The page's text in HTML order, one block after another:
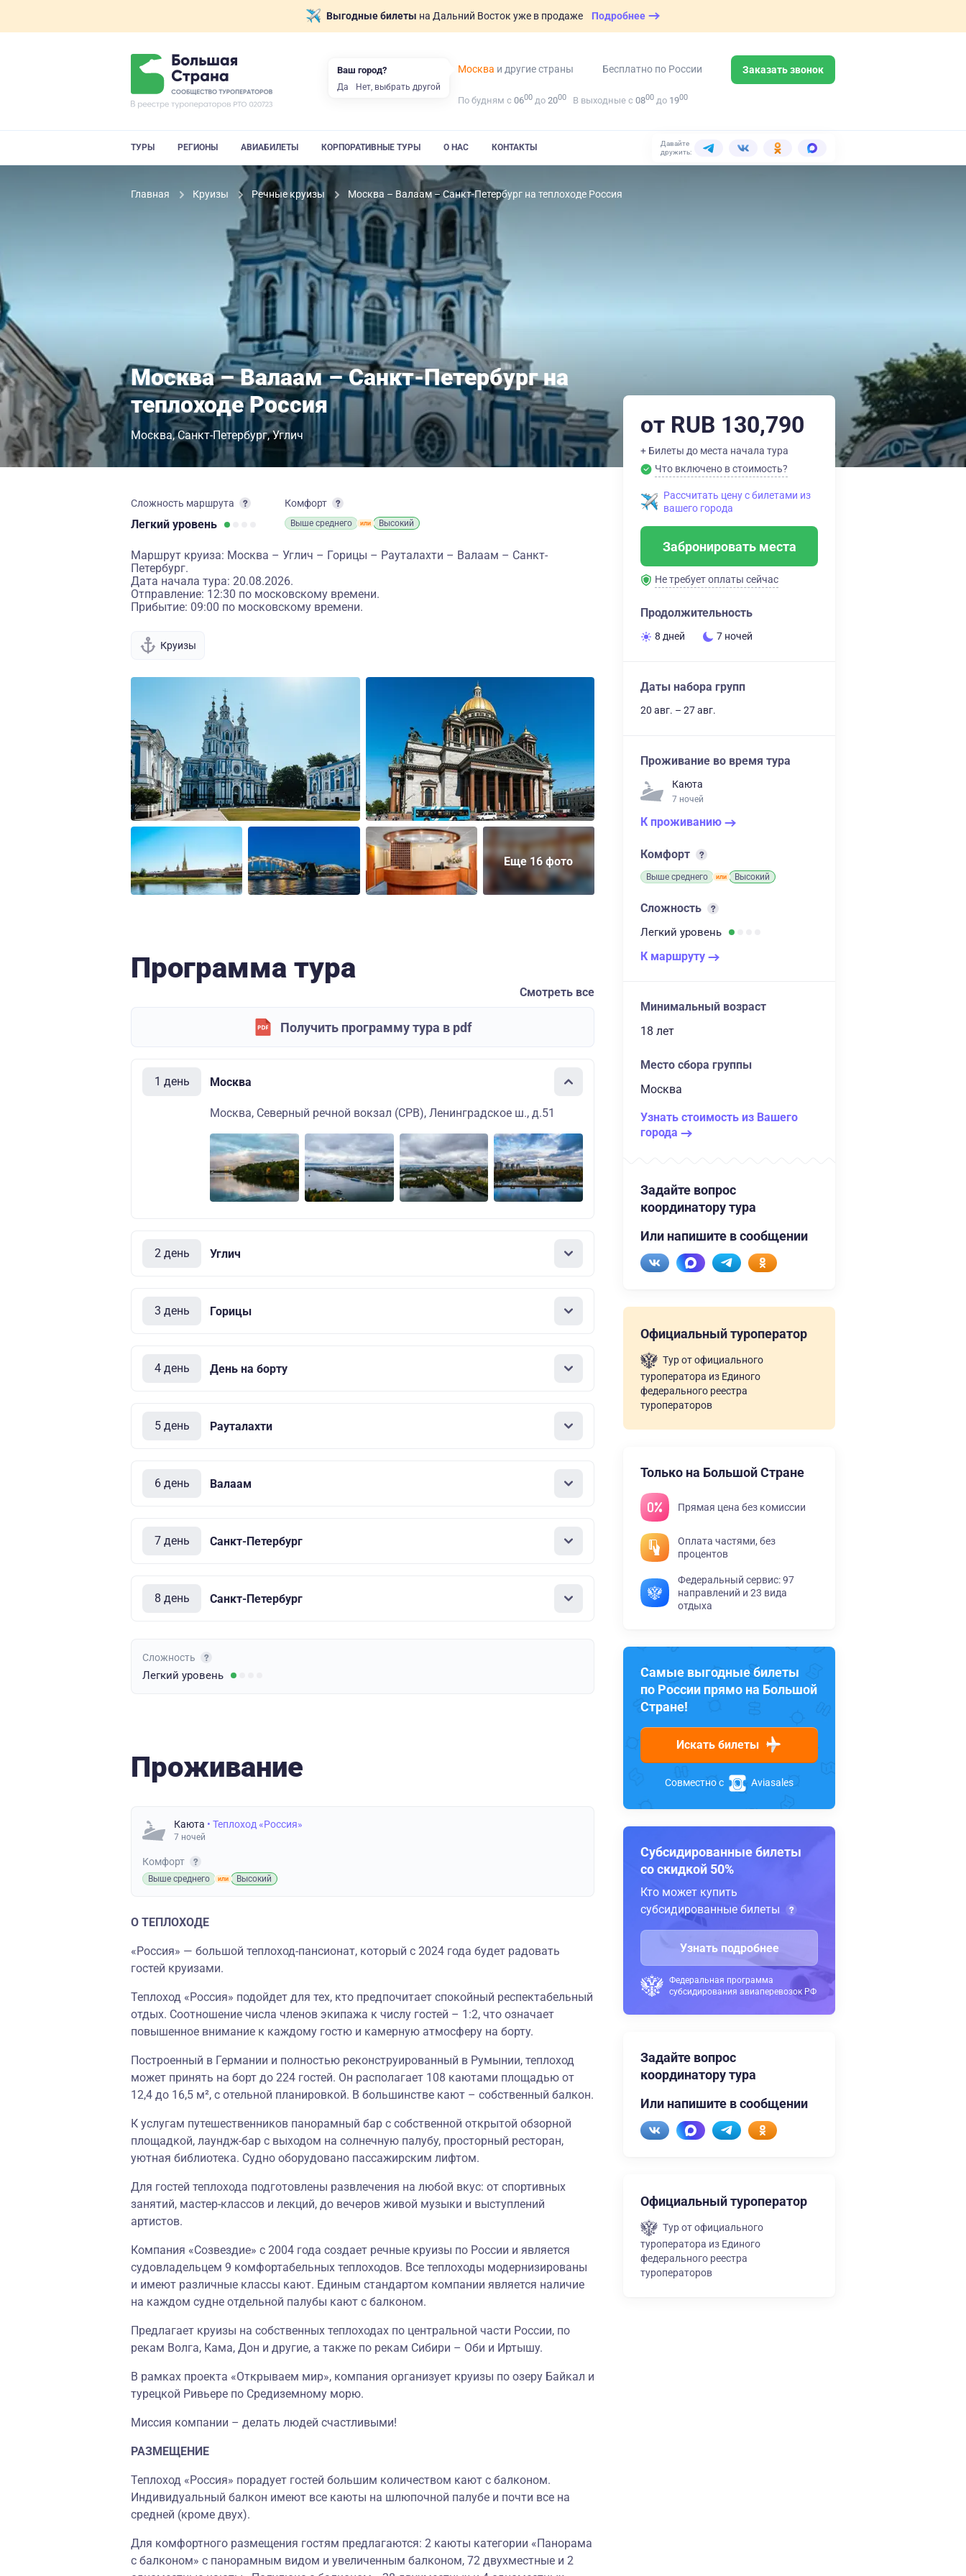
Выгодные билеты на Дальний Восток уже в продаже Подробнее
Москва и другие страны Бесплатно по России Заказать звонок
По будням с 0600 до 2000 В выходные с 0800 до 1900
ТУРЫ РЕГИОНЫ АВИАБИЛЕТЫ КОРПОРАТИВНЫЕ ТУРЫ О НАС КОНТАКТЫ
Давайте
дружить:
Главная Круизы Речные круизы Москва – Валаам – Санкт-Петербург на теплоходе Россия
Москва – Валаам – Санкт-Петербург на
теплоходе Россия
Москва Санкт-Петербург Углич
Сложность маршрута
Легкий уровень
Комфорт
Выше среднего Высокий
Маршрут круиза: Москва – Углич – Горицы – Рауталахти – Валаам – Санкт-
Петербург.
Дата начала тура: 20.08.2026.
Отправление: 12:30 по московскому времени.
Прибытие: 09:00 по московскому времени.
Круизы
Еще 16 фото
Программа тура
Смотреть все
Получить программу тура в pdf
1 день Москва
Москва, Северный речной вокзал (СРВ), Ленинградское ш., д.51
2 день Углич
3 день Горицы
4 день День на борту
5 день Рауталахти
6 день Валаам
7 день Санкт-Петербург
8 день Санкт-Петербург
Сложность
Легкий уровень
Проживание
Каюта • Теплоход «Россия»
7 ночей
Комфорт
Выше среднего Высокий
О ТЕПЛОХОДЕ
«Россия» — большой теплоход-пансионат, который с 2024 года будет радовать
гостей круизами.
Теплоход «Россия» подойдет для тех, кто предпочитает спокойный респектабельный
отдых. Соотношение числа членов экипажа к числу гостей – 1:2, что означает
повышенное внимание к каждому гостю и камерную атмосферу на борту.
Построенный в Германии и полностью реконструированный в Румынии, теплоход
может принять на борт до 224 гостей. Он располагает 108 каютами площадью от
12,4 до 16,5 м², с отельной планировкой. В большинстве кают – собственный балкон.
К услугам путешественников панорамный бар с собственной открытой обзорной
площадкой, лаундж-бар с выходом на солнечную палубу, просторный ресторан,
уютная библиотека. Судно оборудовано пассажирским лифтом.
Для гостей теплохода подготовлены развлечения на любой вкус: от спортивных
занятий, мастер-классов и лекций, до вечеров живой музыки и выступлений
артистов.
Компания «Созвездие» с 2004 года создает речные круизы по России и является
судовладельцем 9 комфортабельных теплоходов. Все теплоходы модернизированы
и имеют различные классы кают. Единым стандартом компании является наличие
на каждом судне отдельной палубы кают с балконом.
Предлагает круизы на собственных теплоходах по центральной части России, по
рекам Волга, Кама, Дон и другие, а также по рекам Сибири – Оби и Иртышу.
В рамках проекта «Открываем мир», компания организует круизы по озеру Байкал и
турецкой Ривьере по Средиземному морю.
Миссия компании – делать людей счастливыми!
РАЗМЕЩЕНИЕ
Теплоход «Россия» порадует гостей большим количеством кают с балконом.
Индивидуальный балкон имеют все каюты на шлюпочной палубе и почти все на
средней (кроме двух).
Для комфортного размещения гостям предлагаются: 2 каюты категории «Панорама
с балконом» с панорамным видом и увеличенным балконом, 72 двухместные и 2
от RUB 130,790
+ Билеты до места начала тура
Что включено в стоимость?
Рассчитать цену с билетами из
вашего города
Забронировать места
Не требует оплаты сейчас
Продолжительность
8 дней 7 ночей
Даты набора групп
20 авг. – 27 авг.
Проживание во время тура
Каюта
7 ночей
К проживанию
Комфорт
Выше среднего Высокий
Сложность
Легкий уровень
К маршруту
Минимальный возраст
18 лет
Место сбора группы
Москва
Узнать стоимость из Вашего
города
Задайте вопрос
координатору тура
Или напишите в сообщении
Официальный туроператор
Тур от официального
туроператора из Единого
федерального реестра
туроператоров
Только на Большой Стране
Прямая цена без комиссии
Оплата частями, без
процентов
Федеральный сервис: 97
направлений и 23 вида
отдыха
Самые выгодные билеты
по России прямо на Большой
Стране!
Искать билеты
Совместно с Aviasales
Субсидированные билеты
со скидкой 50%
Кто может купить
субсидированные билеты
Узнать подробнее
Федеральная программа
субсидирования авиаперевозок РФ
Задайте вопрос
координатору тура
Или напишите в сообщении
Официальный туроператор
Тур от официального
туроператора из Единого
федерального реестра
туроператоров
Ваш город?
Да Нет, выбрать другой